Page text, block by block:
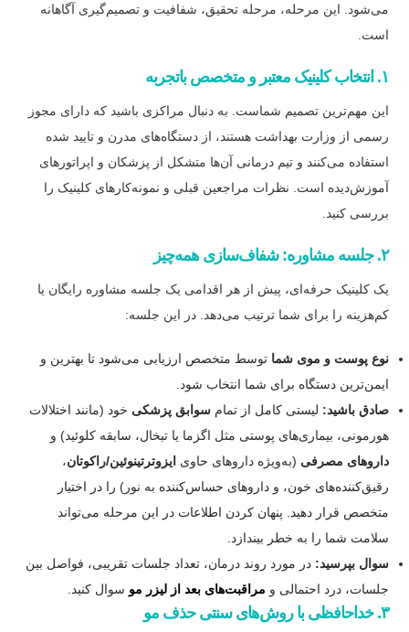
می‌شود. این مرحله، مرحله تحقیق، شفافیت و تصمیم‌گیری آگاهانه
است.
۱. انتخاب کلینیک معتبر و متخصص باتجربه
این مهم‌ترین تصمیم شماست. به دنبال مراکزی باشید که دارای مجوز
رسمی از وزارت بهداشت هستند، از دستگاه‌های مدرن و تایید شده
استفاده می‌کنند و تیم درمانی آن‌ها متشکل از پزشکان و اپراتورهای
آموزش‌دیده است. نظرات مراجعین قبلی و نمونه‌کارهای کلینیک را
بررسی کنید.
۲. جلسه مشاوره: شفاف‌سازی همه‌چیز
یک کلینیک حرفه‌ای، پیش از هر اقدامی یک جلسه مشاوره رایگان یا
کم‌هزینه را برای شما ترتیب می‌دهد. در این جلسه:
نوع پوست و موی شما توسط متخصص ارزیابی می‌شود تا بهترین و
ایمن‌ترین دستگاه برای شما انتخاب شود.
صادق باشید: لیستی کامل از تمامسوابق پزشکی خود (مانند اختلالات
هورمونی، بیماری‌های پوستی مثل اگزما یا تبخال، سابقه کلوئید) و
داروهای مصرفی (به‌ویژه داروهای حاوی ایزوترتینوئین/راکوتان،
رقیق‌کننده‌های خون، و داروهای حساس‌کننده به نور) را در اختیار
متخصص قرار دهید. پنهان کردن اطلاعات در این مرحله می‌تواند
سلامت شما را به خطر بیندازد.
سوال بپرسید: در مورد روند درمان، تعداد جلسات تقریبی، فواصل بین
جلسات، درد احتمالی و مراقبت‌های بعد از لیزر مو سوال کنید.
۳. خداحافظی با روش‌های سنتی حذف مو